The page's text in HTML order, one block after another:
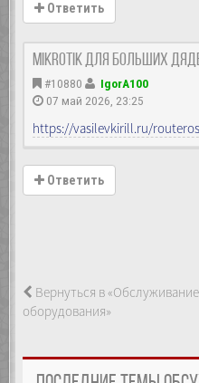
Ответить
MikroTik Для больших
#10880
IgorA100
07 май 2026, 23:25
https://vasilevkirill.ru/
Ответить
Вернуться в
оборудования»